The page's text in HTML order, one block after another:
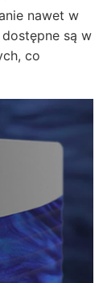
nawet w
są w
co